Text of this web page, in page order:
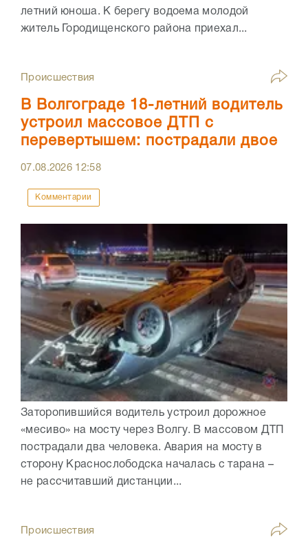
летний юноша. К берегу водоема молодой
житель Городищенского района приехал...
Происшествия
В Волгограде 18-летний водитель
устроил массовое ДТП с
перевертышем: пострадали двое
07.08.2026 12:58
Комментарии
Заторопившийся водитель устроил дорожное
«месиво» на мосту через Волгу. В массовом ДТП
пострадали два человека. Авария на мосту в
сторону Краснослободска началась с тарана –
не рассчитавший дистанции...
Происшествия